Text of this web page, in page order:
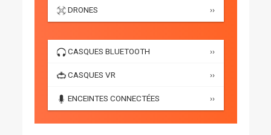
DRONES ››
CASQUES BLUETOOTH ››
CASQUES VR ››
ENCEINTES CONNECTÉES ››